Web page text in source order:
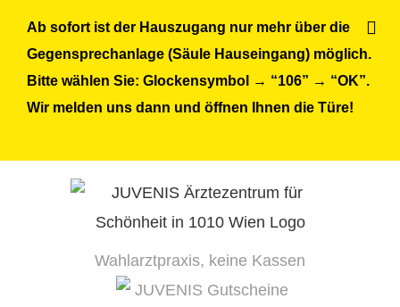
content
Wahlarztpraxis, keine Kassen
JUVENIS Gutscheine
Ab sofort ist der Hauszugang nur mehr über die
Gegensprechanlage (Säule Hauseingang) möglich.
Bitte wählen Sie: Glockensymbol → “106” → “OK”.
Wir melden uns dann und öffnen Ihnen die Türe!